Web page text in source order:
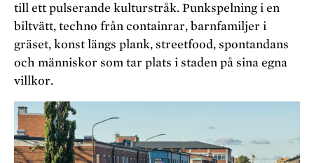
till ett pulserande kulturstråk. Punkspelning i en
biltvätt, techno från containrar, barnfamiljer i
gräset, konst längs plank, streetfood, spontandans
och människor som tar plats i staden på sina egna
villkor.